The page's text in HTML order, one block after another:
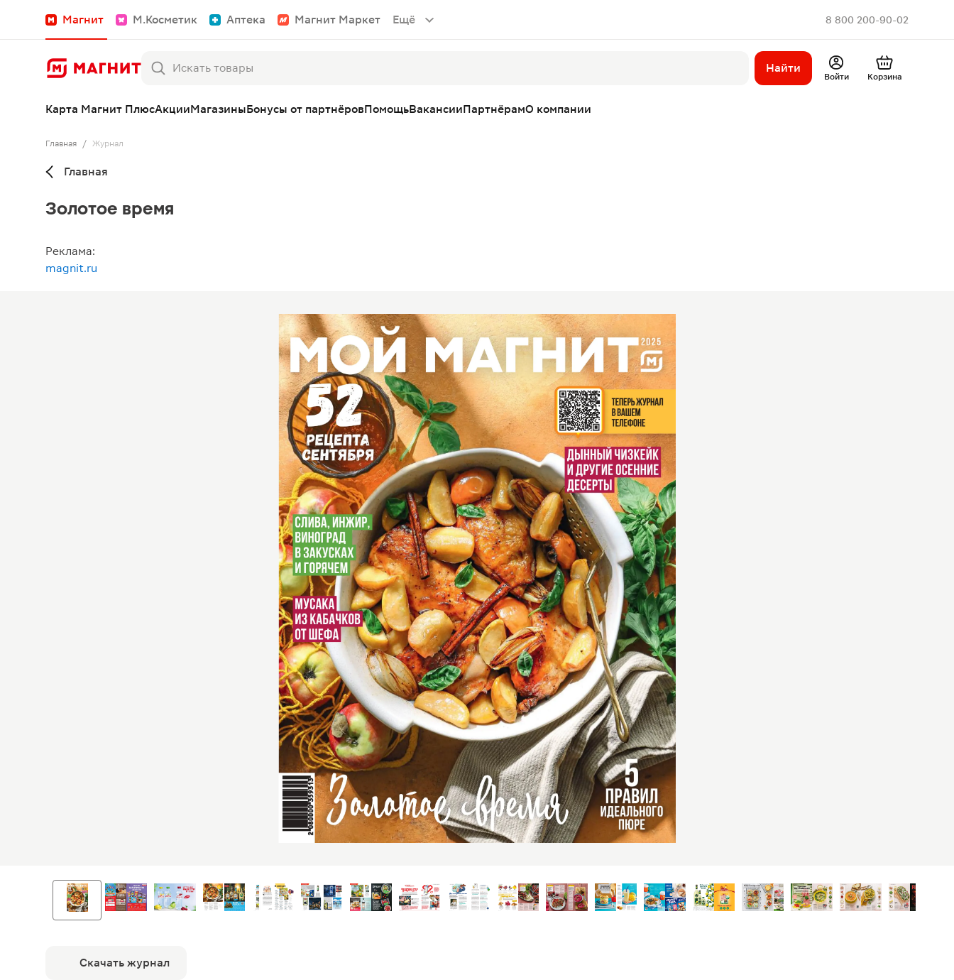
Магнит М.Косметик Аптека Магнит Маркет Ещё 8 800 200-90-02
Найти
Войти Корзина
Карта Магнит ПлюсАкцииМагазиныБонусы от партнёровПомощьВакансииПартнёрамО компании
Главная / Журнал
Главная
Золотое время
Реклама:
magnit.ru
Скачать журнал